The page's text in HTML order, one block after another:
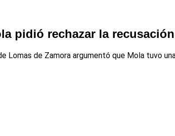
pidió rechazar la
Lomas de Zamora argumentó que Mola tuvo